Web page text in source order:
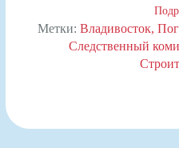
Метки: Владивосток
Следственный